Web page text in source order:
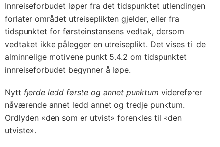
Innreiseforbudet løper fra det tidspunktet utlendingen
forlater området utreiseplikten gjelder, eller fra
tidspunktet for førsteinstansens vedtak, dersom
vedtaket ikke pålegger en utreiseplikt. Det vises til de
alminnelige motivene punkt 5.4.2 om tidspunktet
innreiseforbudet begynner å løpe.
Nytt fjerde ledd første og annet punktum viderefører
nåværende annet ledd annet og tredje punktum.
Ordlyden «den som er utvist» forenkles til «den
utviste».